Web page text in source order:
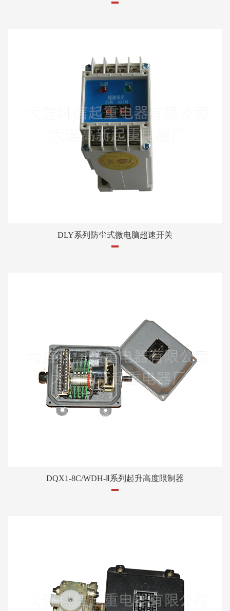
DLY系列防尘式微电脑超速开关
DQX1-8C/WDH-Ⅱ系列起升高度限制器